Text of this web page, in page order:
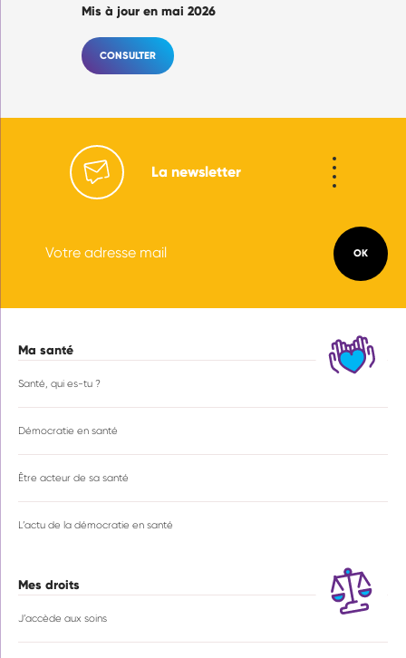
Mis à jour en mai 2026
CONSULTER
La newsletter
Navigation
principale
Ma santé
Santé, qui es-tu ?
Démocratie en santé
Être acteur de sa santé
L’actu de la démocratie en santé
Mes droits
J’accède aux soins